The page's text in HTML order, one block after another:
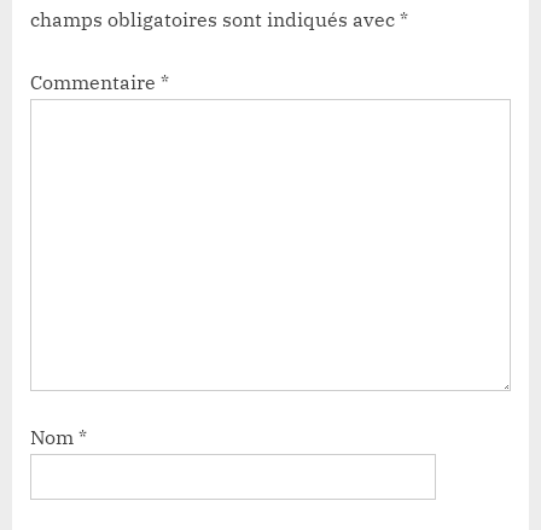
champs obligatoires sont indiqués avec *
Commentaire *
Nom *